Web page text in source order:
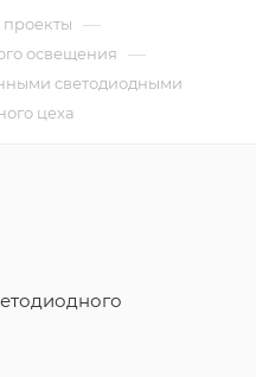
—
освещения —
светодиодными
цеха